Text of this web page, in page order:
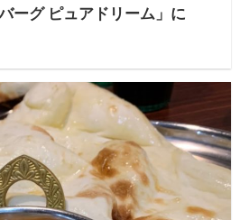
ーグ ピュアドリーム」に